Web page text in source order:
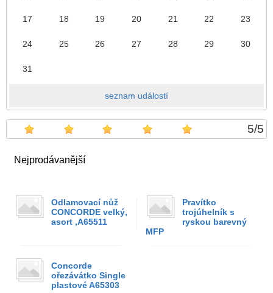
17 18 19 20 21 22 23
24 25 26 27 28 29 30
31
seznam událostí
5/5
Nejprodávanější
Odlamovací nůž
CONCORDE velký,
asort ,A65511
Pravítko
trojúhelník s
ryskou barevný
MFP
Concorde
ořezávátko Single
plastové A65303